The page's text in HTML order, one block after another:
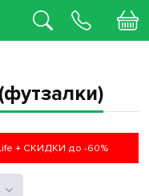
+ СКИДКИ до -60%